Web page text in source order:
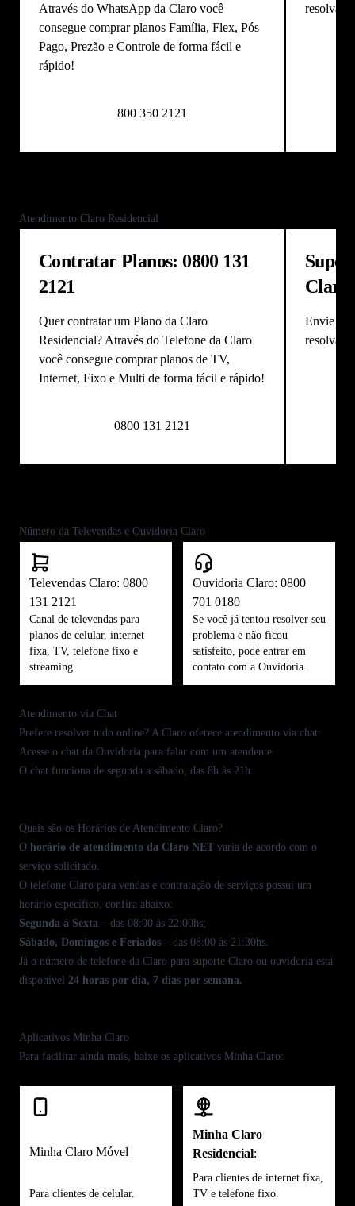
Através do WhatsApp da Claro você
consegue comprar planos Família, Flex, Pós
Pago, Prezão e Controle de forma fácil e
rápido!
800 350 2121
resolva
Atendimento Claro Residencial
Contratar Planos: 0800 131
2121
Quer contratar um Plano da Claro
Residencial? Através do Telefone da Claro
você consegue comprar planos de TV,
Internet, Fixo e Multi de forma fácil e rápido!
0800 131 2121
Envie
resolva
Número da Televendas e Ouvidoria Claro
Televendas Claro: 0800
131 2121
Canal de televendas para
planos de celular, internet
fixa, TV, telefone fixo e
streaming.
Ouvidoria Claro: 0800
701 0180
Se você já tentou resolver seu
problema e não ficou
satisfeito, pode entrar em
contato com a Ouvidoria.
Atendimento via Chat
Prefere resolver tudo online? A Claro oferece atendimento via chat:
Acesse o chat da Ouvidoria para falar com um atendente.
O chat funciona de segunda a sábado, das 8h às 21h.
Quais são os Horários de Atendimento Claro?
O horário de atendimento da Claro NET varia de acordo com o
serviço solicitado.
O telefone Claro para vendas e contratação de serviços possui um
horário específico, confira abaixo:
Segunda á Sexta – das 08:00 às 22:00hs;
Sábado, Domingos e Feriados – das 08:00 às 21:30hs.
Já o número de telefone da Claro para suporte Claro ou ouvidoria está
disponível 24 horas por dia, 7 dias por semana.
Aplicativos Minha Claro
Para facilitar ainda mais, baixe os aplicativos Minha Claro:
Minha Claro Móvel
Para clientes de celular.
Minha Claro
Residencial:
Para clientes de internet fixa,
TV e telefone fixo.